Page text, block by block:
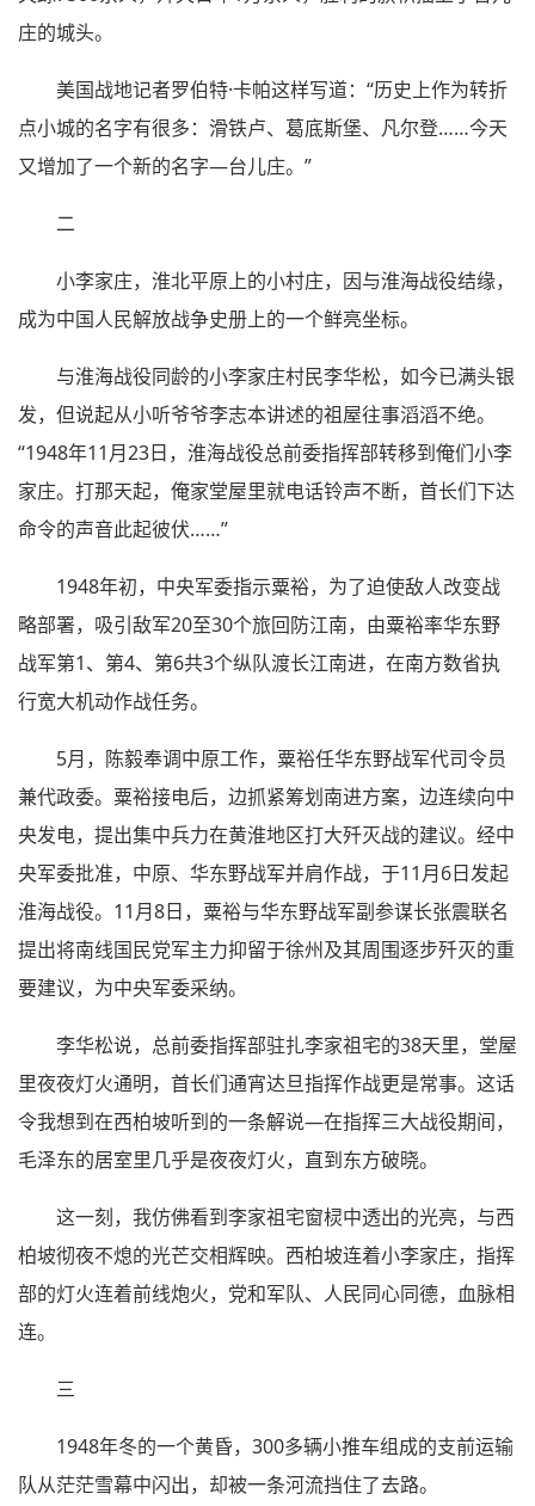
庄的城头。
美国战地记者罗伯特·卡帕这样写道：“历史上作为转折
点小城的名字有很多：滑铁卢、葛底斯堡、凡尔登……今天
又增加了一个新的名字—台儿庄。”
二
小李家庄，淮北平原上的小村庄，因与淮海战役结缘，
成为中国人民解放战争史册上的一个鲜亮坐标。
与淮海战役同龄的小李家庄村民李华松，如今已满头银
发，但说起从小听爷爷李志本讲述的祖屋往事滔滔不绝。
“1948年11月23日，淮海战役总前委指挥部转移到俺们小李
家庄。打那天起，俺家堂屋里就电话铃声不断，首长们下达
命令的声音此起彼伏……”
1948年初，中央军委指示粟裕，为了迫使敌人改变战
略部署，吸引敌军20至30个旅回防江南，由粟裕率华东野
战军第1、第4、第6共3个纵队渡长江南进，在南方数省执
行宽大机动作战任务。
5月，陈毅奉调中原工作，粟裕任华东野战军代司令员
兼代政委。粟裕接电后，边抓紧筹划南进方案，边连续向中
央发电，提出集中兵力在黄淮地区打大歼灭战的建议。经中
央军委批准，中原、华东野战军并肩作战，于11月6日发起
淮海战役。11月8日，粟裕与华东野战军副参谋长张震联名
提出将南线国民党军主力抑留于徐州及其周围逐步歼灭的重
要建议，为中央军委采纳。
李华松说，总前委指挥部驻扎李家祖宅的38天里，堂屋
里夜夜灯火通明，首长们通宵达旦指挥作战更是常事。这话
令我想到在西柏坡听到的一条解说—在指挥三大战役期间，
毛泽东的居室里几乎是夜夜灯火，直到东方破晓。
这一刻，我仿佛看到李家祖宅窗棂中透出的光亮，与西
柏坡彻夜不熄的光芒交相辉映。西柏坡连着小李家庄，指挥
部的灯火连着前线炮火，党和军队、人民同心同德，血脉相
连。
三
1948年冬的一个黄昏，300多辆小推车组成的支前运输
队从茫茫雪幕中闪出，却被一条河流挡住了去路。